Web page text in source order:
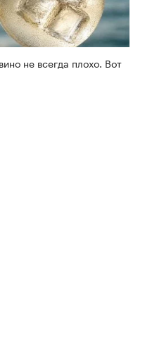
не всегда плохо. Вот